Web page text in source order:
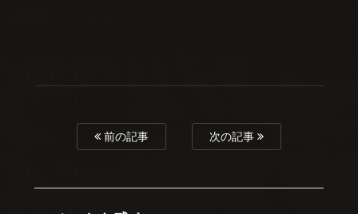
前の記事 次の記事